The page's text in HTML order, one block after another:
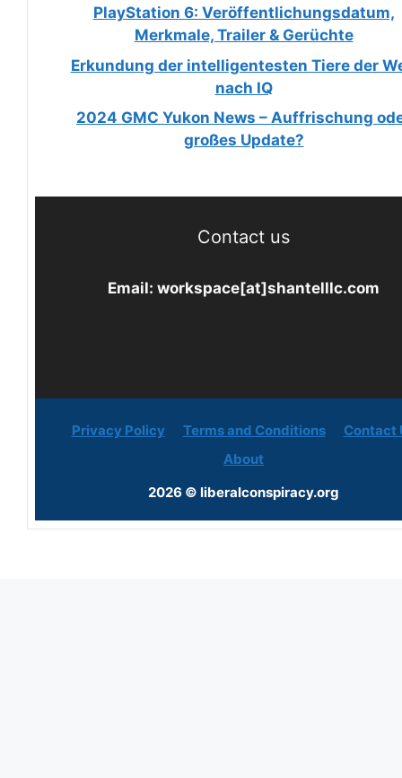
PlayStation 6: Veröffentlichungsdatum,
Merkmale, Trailer & Gerüchte
Erkundung der intelligentesten Tiere der
nach IQ
2024 GMC Yukon News – Auffrischung
großes Update?
Contact us
Email: workspace[at]shantelllc.com
Privacy Policy Terms and Conditions
Contact
About
2026 © liberalconspiracy.org